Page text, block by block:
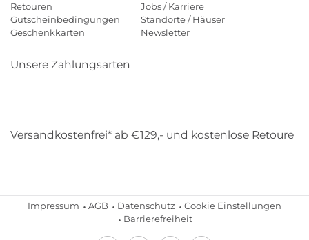
Retouren
Gutscheinbedingungen
Geschenkkarten
Jobs / Karriere
Standorte / Häuser
Newsletter
Unsere Zahlungsarten
Versandkostenfrei* ab €129,- und kostenlose Retoure
Impressum AGB Datenschutz
Cookie Einstellungen
Barrierefreiheit